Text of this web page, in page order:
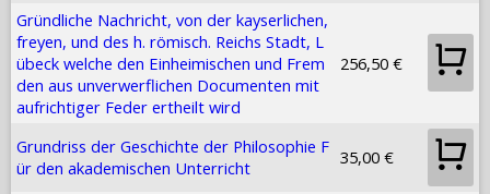
Gründliche Nachricht, von der kayserlichen,
freyen, und des h. römisch. Reichs Stadt, L
übeck welche den Einheimischen und Frem
den aus unverwerflichen Documenten mit
aufrichtiger Feder ertheilt wird
256,50 €
Grundriss der Geschichte der Philosophie F
ür den akademischen Unterricht
35,00 €